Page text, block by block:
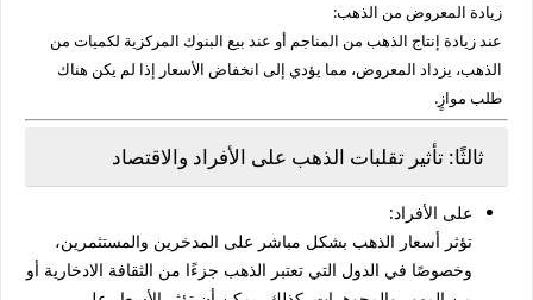
زيادة المعروض من الذهب:
عند زيادة إنتاج الذهب من المناجم أو عند بيع البنوك المركزية لكميات من
الذهب، يزداد المعروض، مما يؤدي إلى انخفاض الأسعار إذا لم يكن هناك
طلب موازٍ.
ثالثًا: تأثير تقلبات الذهب على الأفراد والاقتصاد
على الأفراد:
تؤثر أسعار الذهب بشكل مباشر على المدخرين والمستثمرين،
وخصوصًا في الدول التي تعتبر الذهب جزءًا من الثقافة الادخارية أو